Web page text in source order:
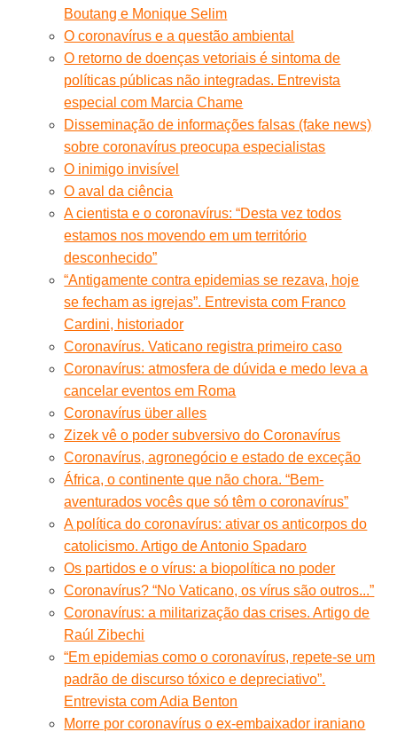
Boutang e Monique Selim
O coronavírus e a questão ambiental
O retorno de doenças vetoriais é sintoma de
políticas públicas não integradas. Entrevista
especial com Marcia Chame
Disseminação de informações falsas (fake news)
sobre coronavírus preocupa especialistas
O inimigo invisível
O aval da ciência
A cientista e o coronavírus: “Desta vez todos
estamos nos movendo em um território
desconhecido”
“Antigamente contra epidemias se rezava, hoje
se fecham as igrejas”. Entrevista com Franco
Cardini, historiador
Coronavírus. Vaticano registra primeiro caso
Coronavírus: atmosfera de dúvida e medo leva a
cancelar eventos em Roma
Coronavírus über alles
Zizek vê o poder subversivo do Coronavírus
Coronavírus, agronegócio e estado de exceção
África, o continente que não chora. “Bem-
aventurados vocês que só têm o coronavírus”
A política do coronavírus: ativar os anticorpos do
catolicismo. Artigo de Antonio Spadaro
Os partidos e o vírus: a biopolítica no poder
Coronavírus? “No Vaticano, os vírus são outros...”
Coronavírus: a militarização das crises. Artigo de
Raúl Zibechi
“Em epidemias como o coronavírus, repete-se um
padrão de discurso tóxico e depreciativo”.
Entrevista com Adia Benton
Morre por coronavírus o ex-embaixador iraniano